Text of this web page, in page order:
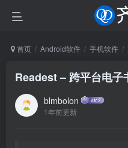
首页 Android软件 手机软件
Readest – 跨平台电子
blmbolon
1年前更新